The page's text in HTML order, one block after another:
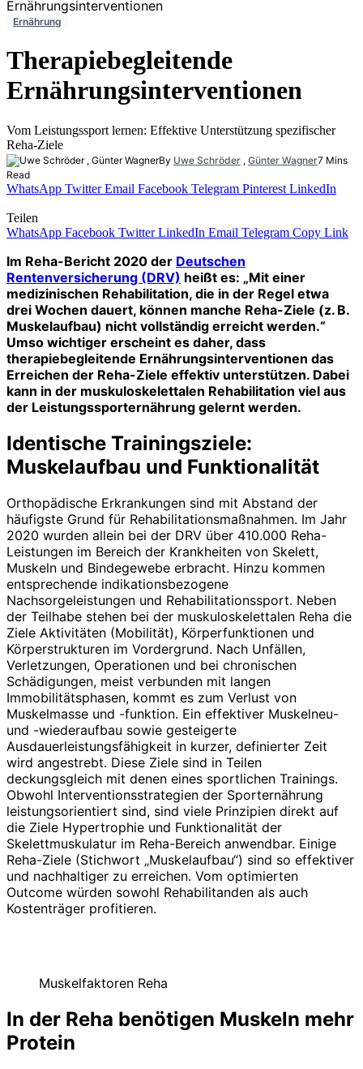
Ernährungsinterventionen
Ernährung
Therapiebegleitende
Ernährungsinterventionen
Vom Leistungssport lernen: Effektive Unterstützung spezifischer
Reha-Ziele
By Uwe Schröder , Günter Wagner7 Mins
Read
WhatsApp Twitter Email Facebook Telegram Pinterest LinkedIn
Teilen
WhatsApp Facebook Twitter LinkedIn Email Telegram Copy Link
Im Reha-Bericht 2020 der Deutschen
Rentenversicherung (DRV) heißt es: „Mit einer
medizinischen Rehabilitation, die in der Regel etwa
drei Wochen dauert, können manche Reha-Ziele (z. B.
Muskelaufbau) nicht vollständig erreicht werden.“
Umso wichtiger erscheint es daher, dass
therapiebegleitende Ernährungsinterventionen das
Erreichen der Reha-Ziele effektiv unterstützen. Dabei
kann in der muskuloskelettalen Rehabilitation viel aus
der Leistungssporternährung gelernt werden.
Identische Trainingsziele:
Muskelaufbau und Funktionalität
Orthopädische Erkrankungen sind mit Abstand der
häufigste Grund für Rehabilitationsmaßnahmen. Im Jahr
2020 wurden allein bei der DRV über 410.000 Reha-
Leistungen im Bereich der Krankheiten von Skelett,
Muskeln und Bindegewebe erbracht. Hinzu kommen
entsprechende indikationsbezogene
Nachsorgeleistungen und Rehabilitationssport. Neben
der Teilhabe stehen bei der muskuloskelettalen Reha die
Ziele Aktivitäten (Mobilität), Körperfunktionen und
Körperstrukturen im Vordergrund. Nach Unfällen,
Verletzungen, Operationen und bei chronischen
Schädigungen, meist verbunden mit langen
Immobilitätsphasen, kommt es zum Verlust von
Muskelmasse und -funktion. Ein effektiver Muskelneu-
und -wiederaufbau sowie gesteigerte
Ausdauerleistungsfähigkeit in kurzer, definierter Zeit
wird angestrebt. Diese Ziele sind in Teilen
deckungsgleich mit denen eines sportlichen Trainings.
Obwohl Interventionsstrategien der Sporternährung
leistungsorientiert sind, sind viele Prinzipien direkt auf
die Ziele Hypertrophie und Funktionalität der
Skelettmuskulatur im Reha-Bereich anwendbar. Einige
Reha-Ziele (Stichwort „Muskelaufbau“) sind so effektiver
und nachhaltiger zu erreichen. Vom optimierten
Outcome würden sowohl Rehabilitanden als auch
Kostenträger profitieren.
Muskelfaktoren Reha
In der Reha benötigen Muskeln mehr
Protein